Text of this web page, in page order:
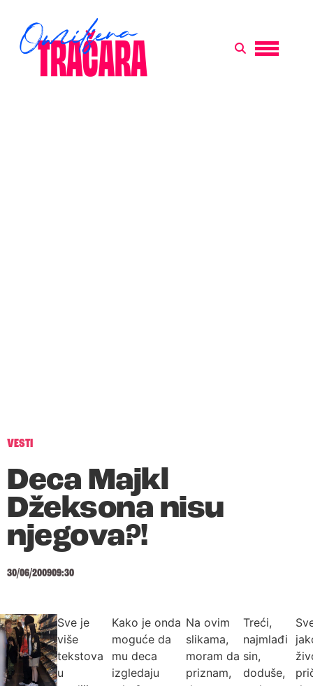
VESTI
Deca Majkl
Džeksona nisu
njegova?!
30/06/200909:30
Sve je
više
tekstova
u
Kako je onda
moguće da
mu deca
izgledaju
Na ovim
slikama,
moram da
priznam,
Treći,
najmlađi
sin,
doduše,